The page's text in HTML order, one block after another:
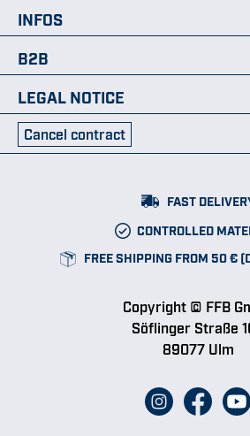
INFOS
B2B
LEGAL NOTICE
Cancel contract
FAST
CONTROLLED
FREE SHIPPING FROM 50 €
Copyright © FFB
Söflinger Straße
89077 Ulm